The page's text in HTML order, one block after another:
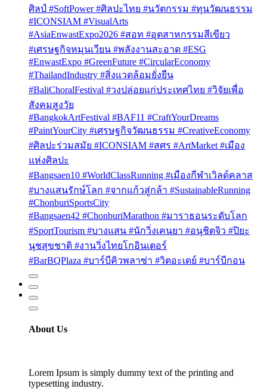
ศิลป์ #SoftPower #ศิลปะไทย #นวัตกรรม #ทุนวัฒนธรรม
#ICONSIAM #VisualArts
#AsiaEnwastExpo2026 #สอท #อุตสาหกรรมสีเขียว
#เศรษฐกิจหมุนเวียน #พลังงานสะอาด #ESG
#EnwastExpo #GreenFuture #CircularEconomy
#ThailandIndustry #สิ่งแวดล้อมยั่งยืน
#BaliChoralFestival #วงปล่อยแก่ประเทศไทย #วิจัยเพื่อ
สังคมสูงวัย
#BangkokArtFestival #BAF11 #CraftYourDreams
#PaintYourCity #เศรษฐกิจวัฒนธรรม #CreativeEconomy
#ศิลปะร่วมสมัย #ICONSIAM #สศร #ArtMarket #เมือง
แห่งศิลปะ
#Bangsaen10 #WorldClassRunning #เมืองกีฬาเวิลด์คลาส
#บางแสนรักษ์โลก #จากแก้วสู่กล้า #SustainableRunning
#ChonburiSportsCity
#Bangsaen42 #ChonburiMarathon #มาราธอนระดับโลก
#SportTourism #บางแสน #นักวิ่งเคนยา #อนุชิตจิว #ปิยะ
นุชสุขชาติ #งานวิ่งไทยโกอินเตอร์
#BarBQPlaza #บาร์บีคิวพลาซ่า #วิตอะเดย์ #บาร์บีกอน
About Us
Lorem Ipsum is simply dummy text of the printing and
typesetting industry.